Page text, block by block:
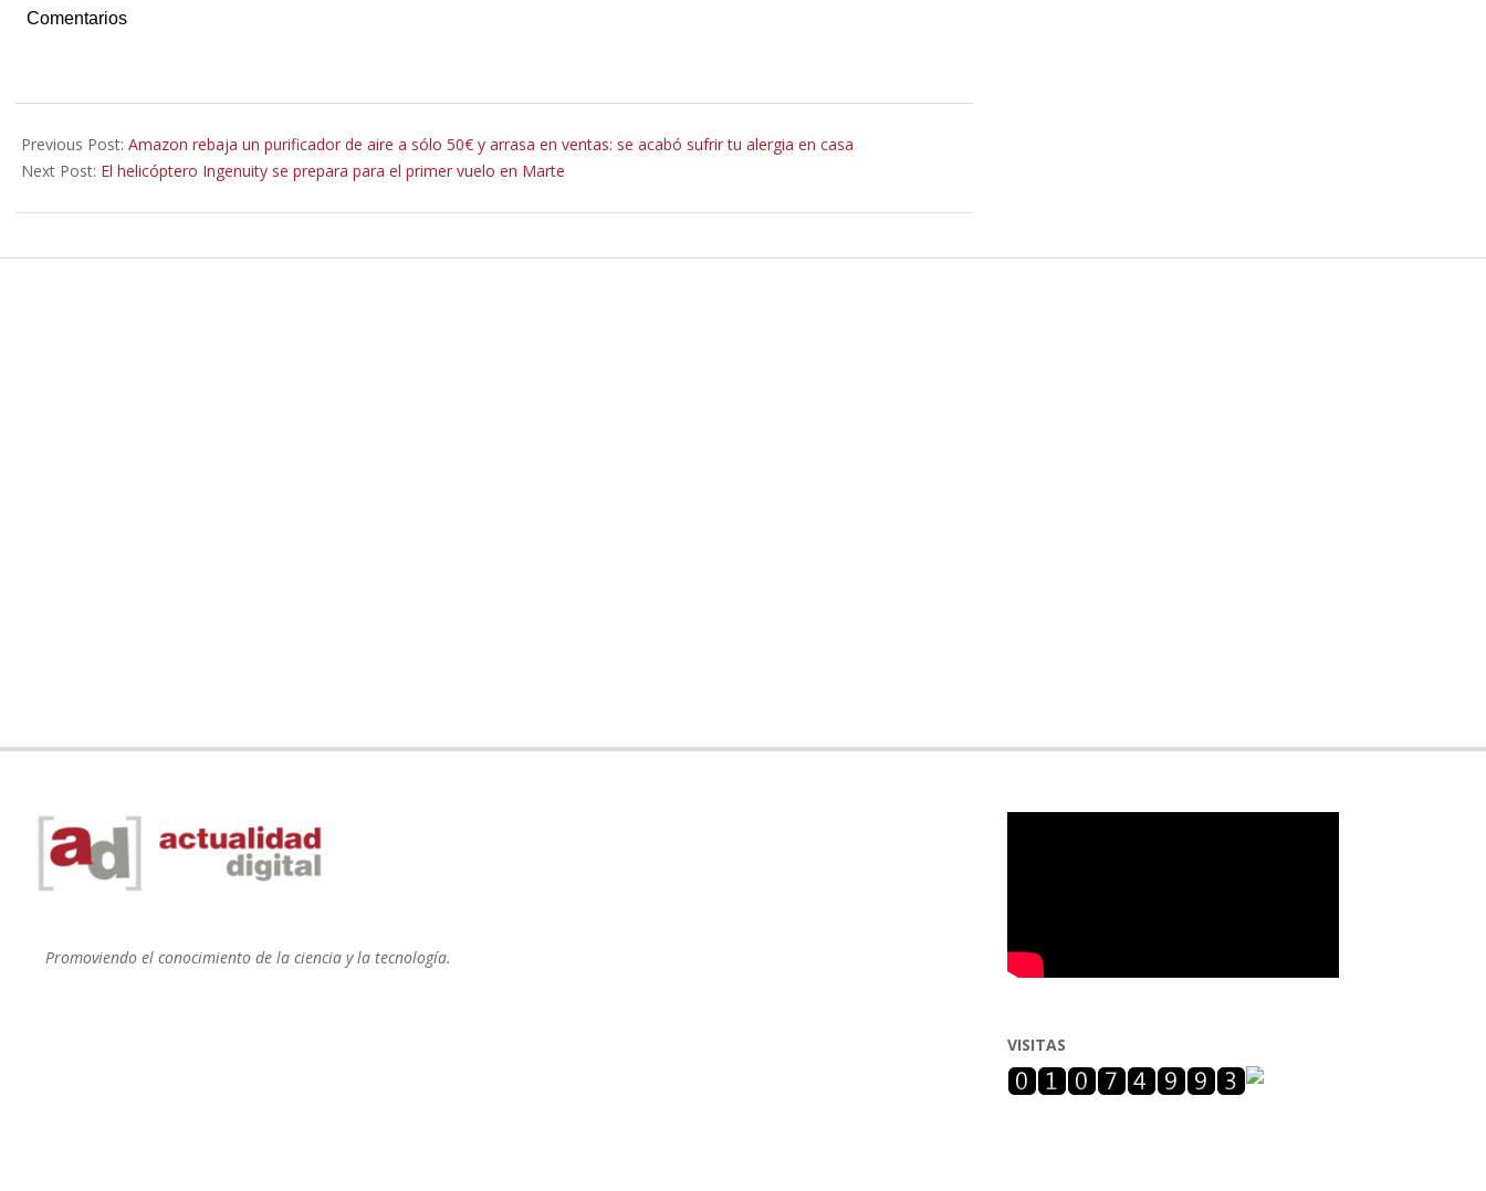
Comentarios
08-
14
Previous Post: Amazon rebaja un purificador de aire a sólo 50€ y arrasa en ventas: se acabó sufrir tu alergia en casa
Next Post: El helicóptero Ingenuity se prepara para el primer vuelo en Marte
Promoviendo el conocimiento de la ciencia y la tecnología.
VISITAS